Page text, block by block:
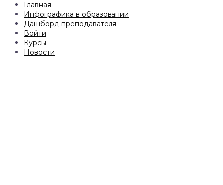
Главная
Инфографика в образовании
Дашборд преподавателя
Войти
Курсы
Новости